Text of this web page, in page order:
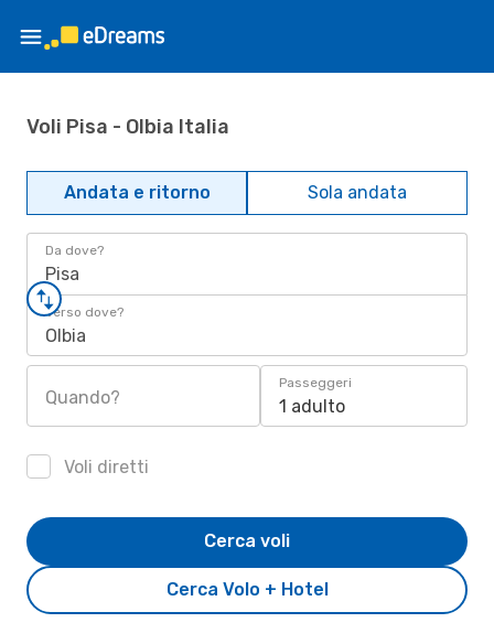
Voli Pisa - Olbia Italia
Andata e ritorno Sola andata
Da dove?
Pisa
Verso dove?
Olbia
Quando?
Passeggeri
1 adulto
Voli diretti
Cerca Volo + Hotel
Cerca voli